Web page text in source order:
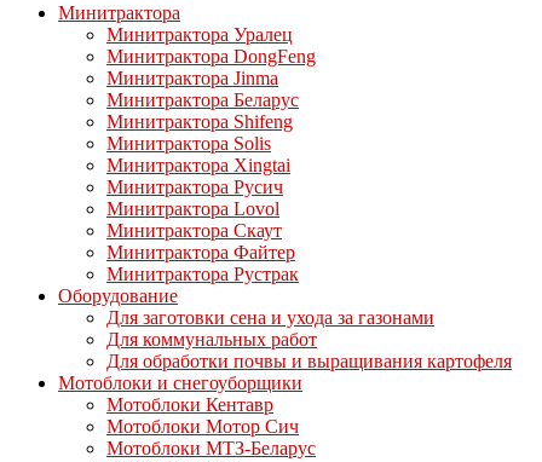
Минитрактора
Минитрактора Уралец
Минитрактора DongFeng
Минитрактора Jinma
Минитрактора Беларус
Минитрактора Shifeng
Минитрактора Solis
Минитрактора Xingtai
Минитрактора Русич
Минитрактора Lovol
Минитрактора Скаут
Минитрактора Файтер
Минитрактора Рустрак
Оборудование
Для заготовки сена и ухода за газонами
Для коммунальных работ
Для обработки почвы и выращивания картофеля
Мотоблоки и снегоуборщики
Мотоблоки Кентавр
Мотоблоки Мотор Сич
Мотоблоки МТЗ-Беларус